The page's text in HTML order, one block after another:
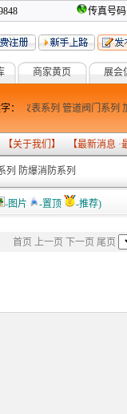
传真号码
商家黄页 展会
：
试仪表系列 管道阀门系列
关于我们 】 【最新消息 ·
列 防爆消防系列
-图片 -置顶
-推荐)
首页 上一页 下一页 尾页